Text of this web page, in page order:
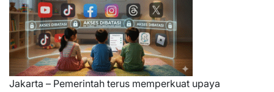
Jakarta – Pemerintah terus memperkuat upaya